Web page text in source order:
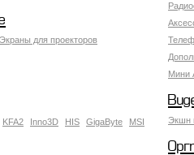
Мини
Экраны для проекторов
Экшн
KFA2 Inno3D HIS GigaByte
MSI